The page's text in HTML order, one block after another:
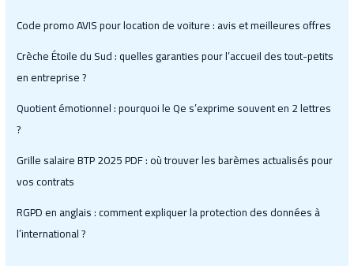
Code promo AVIS pour location de voiture : avis et meilleures offres
Crèche Étoile du Sud : quelles garanties pour l’accueil des tout-petits
en entreprise ?
Quotient émotionnel : pourquoi le Qe s’exprime souvent en 2 lettres
?
Grille salaire BTP 2025 PDF : où trouver les barèmes actualisés pour
vos contrats
RGPD en anglais : comment expliquer la protection des données à
l’international ?